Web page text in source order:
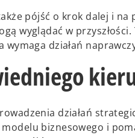
pójść o krok dalej i
wyglądać w
działań
działań
biznesowego i